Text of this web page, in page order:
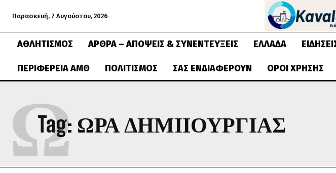
Παρασκευή, 7 Αυγούστου, 2026
ΑΘΛΗΤΙΣΜΌΣ ΆΡΘΡΑ – ΑΠΌΨΕΙΣ & ΣΥΝΕΝΤΕΎΞΕΙΣ ΕΛΛΆΔΑ
ΠΕΡΙΦΈΡΕΙΑ ΑΜΘ ΠΟΛΙΤΙΣΜΌΣ ΣΑΣ ΕΝΔΙΑΦΈΡΟΥΝ ΌΡΟΙ ΧΡΉΣΗΣ
Tag: ΩΡΑ ΔΗΜΙΙΟΥΡΓΙΑΣ
Ω